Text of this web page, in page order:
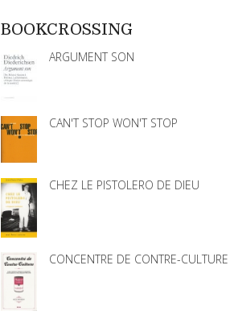
BOOKCROSSING
ARGUMENT SON
CAN'T STOP WON'T STOP
CHEZ LE PISTOLERO DE DIEU
CONCENTRE DE CONTRE-CULTURE